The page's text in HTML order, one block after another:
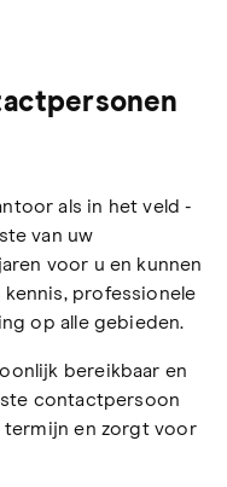
als in het veld -
van uw
voor u en kunnen
professionele
op alle gebieden.
bereikbaar en
contactpersoon
en zorgt voor